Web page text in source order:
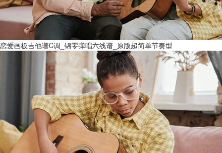
恋爱画板吉他谱C调_锦零弹唱六线谱_原版超简单节奏型